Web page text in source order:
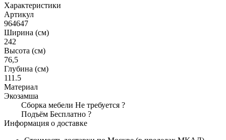
Характеристики
Артикул
964647
Ширина (см)
242
Высота (см)
76,5
Глубина (см)
111.5
Материал
Экозамша
Сборка мебели Не требуется ?
Подъём Бесплатно ?
Информация о доставке